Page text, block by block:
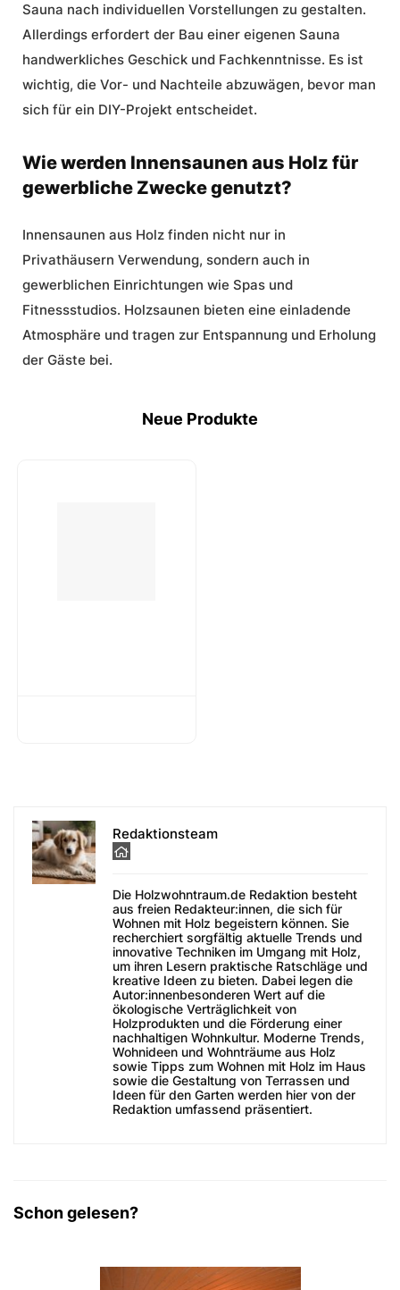
Sauna nach individuellen Vorstellungen zu gestalten.
Allerdings erfordert der Bau einer eigenen Sauna
handwerkliches Geschick und Fachkenntnisse. Es ist
wichtig, die Vor- und Nachteile abzuwägen, bevor man
sich für ein DIY-Projekt entscheidet.
Wie werden Innensaunen aus Holz für
gewerbliche Zwecke genutzt?
Innensaunen aus Holz finden nicht nur in
Privathäusern Verwendung, sondern auch in
gewerblichen Einrichtungen wie Spas und
Fitnessstudios. Holzsaunen bieten eine einladende
Atmosphäre und tragen zur Entspannung und Erholung
der Gäste bei.
Neue Produkte
Redaktionsteam
Die Holzwohntraum.de Redaktion besteht
aus freien Redakteur:innen, die sich für
Wohnen mit Holz begeistern können. Sie
recherchiert sorgfältig aktuelle Trends und
innovative Techniken im Umgang mit Holz,
um ihren Lesern praktische Ratschläge und
kreative Ideen zu bieten. Dabei legen die
Autor:innenbesonderen Wert auf die
ökologische Verträglichkeit von
Holzprodukten und die Förderung einer
nachhaltigen Wohnkultur. Moderne Trends,
Wohnideen und Wohnträume aus Holz
sowie Tipps zum Wohnen mit Holz im Haus
sowie die Gestaltung von Terrassen und
Ideen für den Garten werden hier von der
Redaktion umfassend präsentiert.
Schon gelesen?